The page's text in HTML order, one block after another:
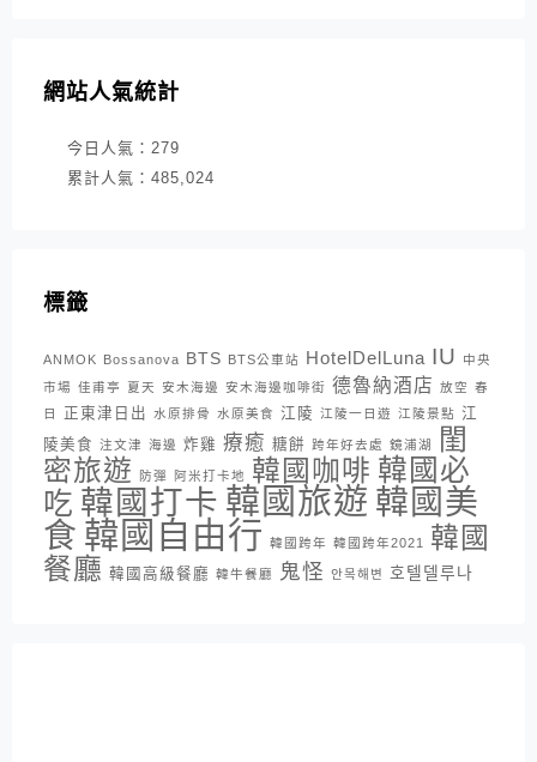
網站人氣統計
今日人氣： 279
累計人氣： 485,024
標籤
ANMOK Bossanova BTS BTS公車站 HotelDelLuna IU
中央
市場 佳甫亭 夏天 安木海邊 安木海邊咖啡街 德魯納酒店 放空 春
日
正東津日出 水原排骨 水原美食 江陵 江陵一日遊 江陵景點 江
陵美食 注文津 海邊 炸雞 療癒 糖餅 跨年好去處 鏡浦湖
閨
密旅遊
防彈 阿米打卡地 韓國咖啡 韓國必
吃 韓國打卡 韓國旅遊 韓國美
食 韓國自由行 韓國跨年 韓國跨年2021
韓國
餐廳 韓國高級餐廳 韓牛餐廳 鬼怪 안목해변 호텔델루나